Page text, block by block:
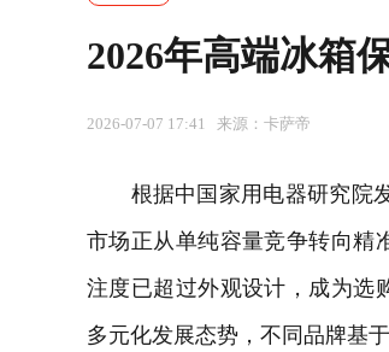
2026年高端冰箱
2026-07-07 17:41 来源：卡萨帝
根据中国家用 电器研究院
市场正从单纯容量竞争转向精
注度已超过外观设计，成为选
多元化发展态势，不同品牌基